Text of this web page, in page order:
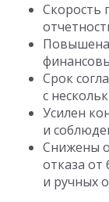
Скорость
Повышена
Срок
с
Усилен
и
Снижены
отказа
и ручных